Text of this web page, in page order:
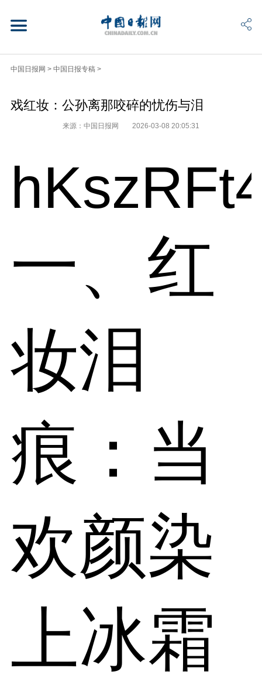
中国日报网 > 中国日报专稿 >
戏红妆：公孙离那咬碎的忧伤与泪
来源：中国日报网 2026-03-08 20:05:31
一、红
妆泪
痕：当
欢颜染
上冰霜